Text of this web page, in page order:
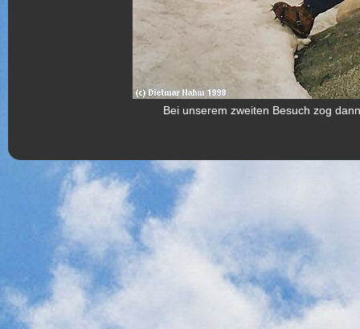
Bei unserem zweiten Besuch zog